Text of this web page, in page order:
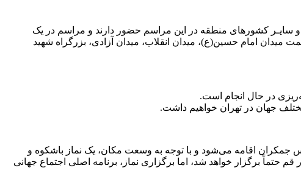
و سایـر کشورهای منطقه در این مراسم حضور دارند و مراسم در یک
میدان امام حسین(ع)، میدان انقلاب، میدان آزادی، بزرگراه شهید
در حال انجام است.
در مسجد مقدس جمکران اقامه می‌شود و با توجه به وسعت مکان، یک نماز باشکوه و
باعظمت توسط یکی از مراجع عظام تقلید در مسجد مقدس جمکران برپا می‌شود. در ادامه هم اگر شرایط اقتضا کند مراسم تشییع در قم حتماً برگزار خواهد شد، اما برگزاری نماز، برنامه اصلی اجتماع جهانی